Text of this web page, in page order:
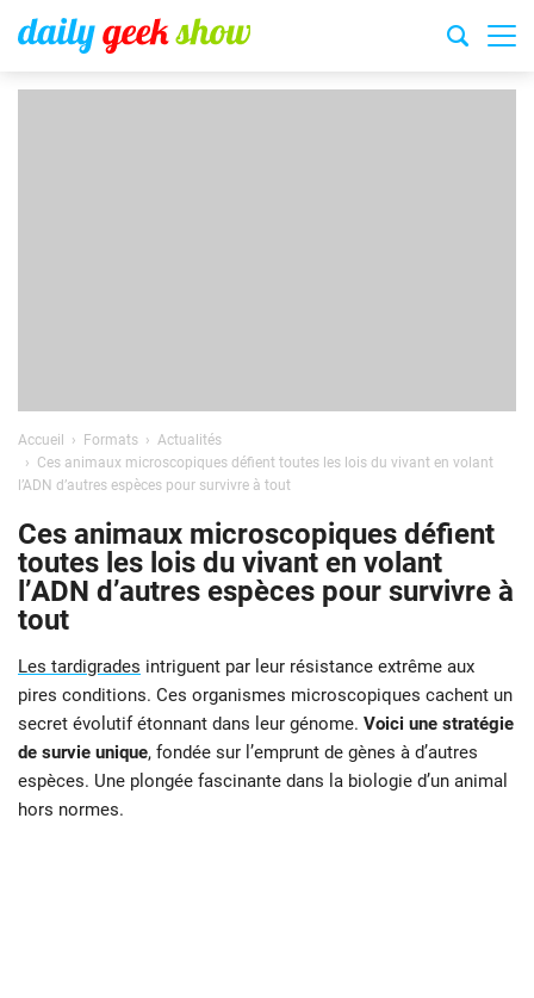
Accueil Formats
Actualités
Ces animaux microscopiques défient toutes les lois du vivant en volant
l’ADN d’autres espèces pour survivre à tout
Ces animaux microscopiques défient
toutes les lois du vivant en volant
l’ADN d’autres espèces pour survivre à
tout
Les tardigrades intriguent par leur résistance extrême aux
pires conditions. Ces organismes microscopiques cachent un
secret évolutif étonnant dans leur génome. Voici une stratégie
de survie unique, fondée sur l’emprunt de gènes à d’autres
espèces. Une plongée fascinante dans la biologie d’un animal
hors normes.